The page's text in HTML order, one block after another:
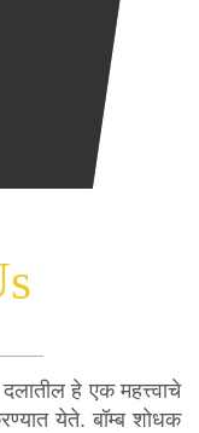
हे एक महत्त्वाचे
येते. बॉम्ब शोधक